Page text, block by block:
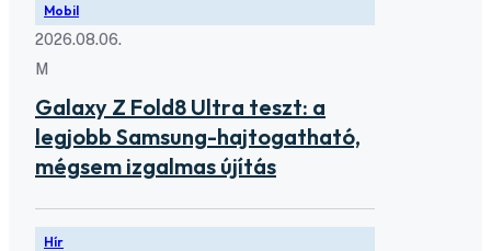
Mobil
2026.08.06.
M
Galaxy Z Fold8 Ultra teszt: a
legjobb Samsung-hajtogatható,
mégsem izgalmas újítás
Hír